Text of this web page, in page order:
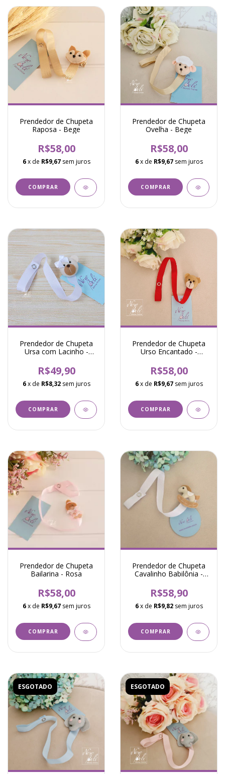
Prendedor de Chupeta
Raposa - Bege
R$58,00
6 x de R$9,67 sem juros
Prendedor de Chupeta
Ovelha - Bege
R$58,00
6 x de R$9,67 sem juros
Prendedor de Chupeta
Ursa com Lacinho -
R$49,90
6 x de R$8,32 sem juros
Prendedor de Chupeta
Urso Encantado -
R$58,00
6 x de R$9,67 sem juros
Prendedor de Chupeta
Bailarina - Rosa
R$58,00
6 x de R$9,67 sem juros
Prendedor de Chupeta
Cavalinho Babilônia -
R$58,90
6 x de R$9,82 sem juros
ESGOTADO ESGOTADO